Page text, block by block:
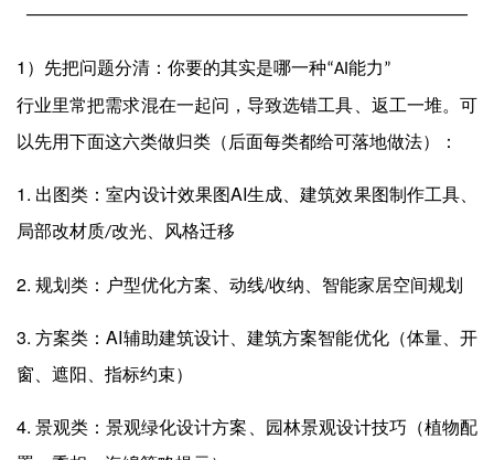
──────────────────────────────────────────────────
1 ）先把问题分清：你要的其实是哪一种“AI 能力”
行业里常把需求混在一起问，导致选错工具、返工一堆。可
以先用下面这六类做归类（后面每类都给可落地做法）：
1. 出图类：室内设计效果图AI生成、建筑效果图制作工具、
局部改材质/改光、风格迁移
2. 规划类：户型优化方案、动线/收纳、智能家居空间规划
3. 方案类：AI辅助建筑设计、建筑方案智能优化（体量、开
窗、遮阳、指标约束）
4. 景观类：景观绿化设计方案、园林景观设计技巧（植物配